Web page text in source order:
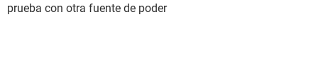
prueba con otra fuente de poder